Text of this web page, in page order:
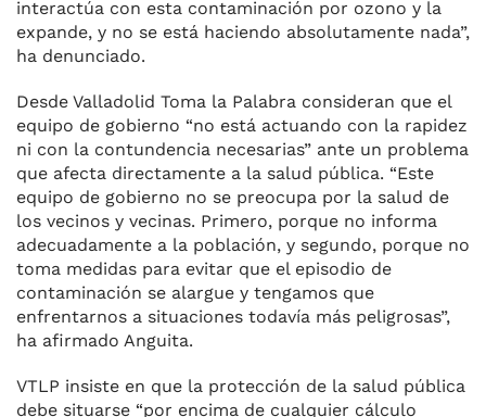
interactúa con esta contaminación por ozono y la
expande, y no se está haciendo absolutamente nada”,
ha denunciado.
Desde Valladolid Toma la Palabra consideran que el
equipo de gobierno “no está actuando con la rapidez
ni con la contundencia necesarias” ante un problema
que afecta directamente a la salud pública. “Este
equipo de gobierno no se preocupa por la salud de
los vecinos y vecinas. Primero, porque no informa
adecuadamente a la población, y segundo, porque no
toma medidas para evitar que el episodio de
contaminación se alargue y tengamos que
enfrentarnos a situaciones todavía más peligrosas”,
ha afirmado Anguita.
VTLP insiste en que la protección de la salud pública
debe situarse “por encima de cualquier cálculo